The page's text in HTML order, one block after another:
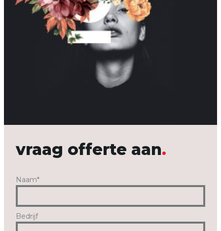
vraag offerte aan
Naam*
Bedrijf